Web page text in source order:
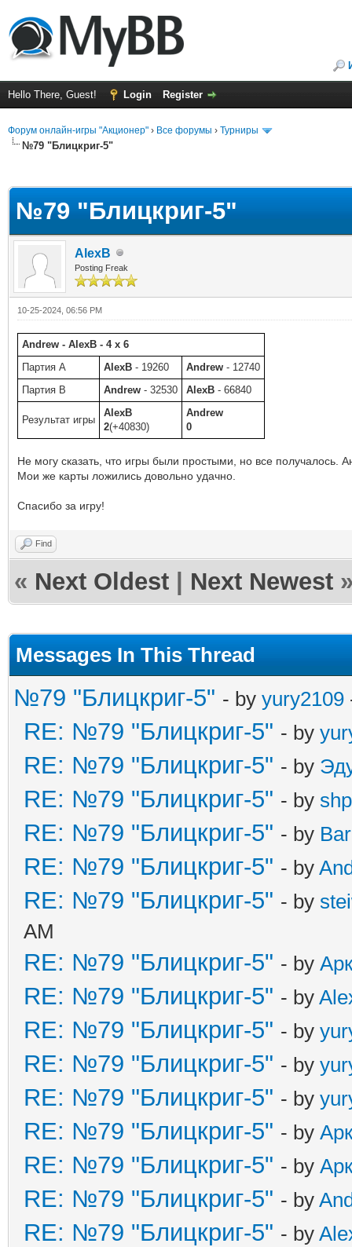
Hello There, Guest! Login Register
Форум онлайн-игры "Акционер" › Все форумы › Турниры
№79 "Блицкриг-5"
№79 "Блицкриг-5"
AlexB
Posting Freak
10-25-2024, 06:56 PM
Andrew - AlexB - 4 x 6
Партия A
AlexB - 19260 Andrew - 12740
Партия B
Andrew - 32530 AlexB - 66840
Результат игры
AlexB
2(+40830)
Andrew
0
Не могу сказать, что игры были простыми, но все получалось.
Мои же карты ложились довольно удачно.
Спасибо за игру!
Find
« Next Oldest Next Newest
Messages In This Thread
№79 "Блицкриг-5" - by yury2109
RE: №79 "Блицкриг-5" - by
RE: №79 "Блицкриг-5" - by
RE: №79 "Блицкриг-5" - by
RE: №79 "Блицкриг-5" - by
RE: №79 "Блицкриг-5" - by
RE: №79 "Блицкриг-5" - by
AM
RE: №79 "Блицкриг-5" - by
RE: №79 "Блицкриг-5" - by
RE: №79 "Блицкриг-5" - by
RE: №79 "Блицкриг-5" - by
RE: №79 "Блицкриг-5" - by
RE: №79 "Блицкриг-5" - by
RE: №79 "Блицкриг-5" - by
RE: №79 "Блицкриг-5" - by
RE: №79 "Блицкриг-5" - by